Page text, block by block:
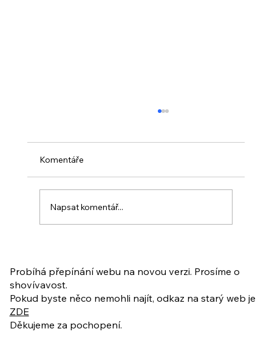
ukázkové lekce
Komentáře
Napsat komentář...
Probíhá přepínání webu na novou verzi. Prosíme o
shovívavost.
Pokud byste něco nemohli najít, odkaz na starý web je
ZDE
Děkujeme za pochopení.